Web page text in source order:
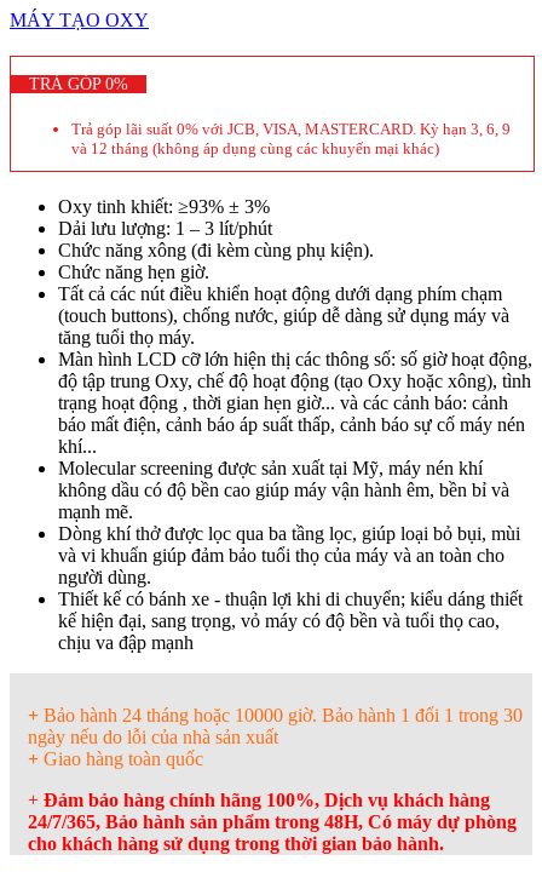
MÁY TẠO OXY
TRẢ GÓP 0%
Trả góp lãi suất 0% với JCB, VISA, MASTERCARD. Kỳ hạn 3, 6, 9
và 12 tháng (không áp dụng cùng các khuyến mại khác)
Oxy tinh khiết: ≥93% ± 3%
Dải lưu lượng: 1 – 3 lít/phút
Chức năng xông (đi kèm cùng phụ kiện).
Chức năng hẹn giờ.
Tất cả các nút điều khiển hoạt động dưới dạng phím chạm
(touch buttons), chống nước, giúp dễ dàng sử dụng máy và
tăng tuổi thọ máy.
Màn hình LCD cỡ lớn hiện thị các thông số: số giờ hoạt động,
độ tập trung Oxy, chế độ hoạt động (tạo Oxy hoặc xông), tình
trạng hoạt động , thời gian hẹn giờ... và các cảnh báo: cảnh
báo mất điện, cảnh báo áp suất thấp, cảnh báo sự cố máy nén
khí...
Molecular screening được sản xuất tại Mỹ, máy nén khí
không dầu có độ bền cao giúp máy vận hành êm, bền bỉ và
mạnh mẽ.
Dòng khí thở được lọc qua ba tầng lọc, giúp loại bỏ bụi, mùi
và vi khuẩn giúp đảm bảo tuổi thọ của máy và an toàn cho
người dùng.
Thiết kế có bánh xe - thuận lợi khi di chuyển; kiểu dáng thiết
kế hiện đại, sang trọng, vỏ máy có độ bền và tuổi thọ cao,
chịu va đập mạnh
+ Bảo hành 24 tháng hoặc 10000 giờ. Bảo hành 1 đổi 1 trong 30
ngày nếu do lỗi của nhà sản xuất
+ Giao hàng toàn quốc
+ Đảm bảo hàng chính hãng 100%, Dịch vụ khách hàng
24/7/365, Bảo hành sản phẩm trong 48H, Có máy dự phòng
cho khách hàng sử dụng trong thời gian bảo hành.